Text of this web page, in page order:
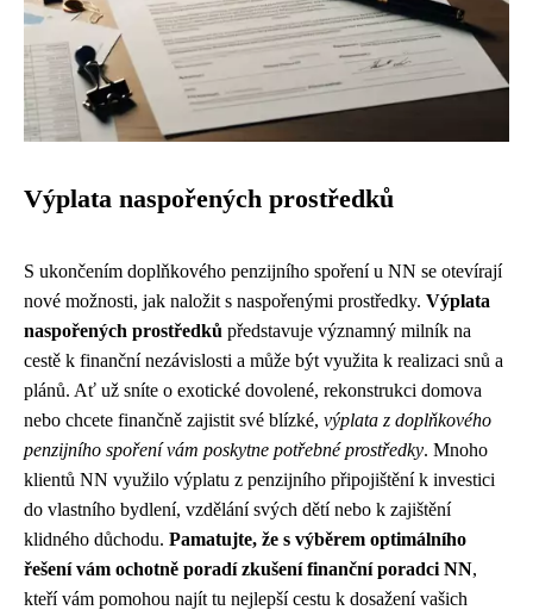
Výplata naspořených prostředků
S ukončením doplňkového penzijního spoření u NN se otevírají
nové možnosti, jak naložit s naspořenými prostředky. Výplata
naspořených prostředků představuje významný milník na
cestě k finanční nezávislosti a může být využita k realizaci snů a
plánů. Ať už sníte o exotické dovolené, rekonstrukci domova
nebo chcete finančně zajistit své blízké, výplata z doplňkového
penzijního spoření vám poskytne potřebné prostředky. Mnoho
klientů NN využilo výplatu z penzijního připojištění k investici
do vlastního bydlení, vzdělání svých dětí nebo k zajištění
klidného důchodu. Pamatujte, že s výběrem optimálního
řešení vám ochotně poradí zkušení finanční poradci NN,
kteří vám pomohou najít tu nejlepší cestu k dosažení vašich